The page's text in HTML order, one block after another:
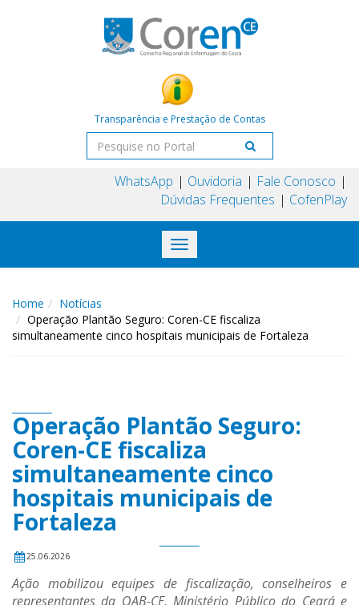
Transparência e Prestação de Contas
WhatsApp Ouvidoria
Fale Conosco
Dúvidas Frequentes
CofenPlay
Toggle
navigation
Home
Notícias
Operação Plantão Seguro: Coren-CE fiscaliza
simultaneamente cinco hospitais municipais de Fortaleza
Operação Plantão Seguro:
Coren-CE fiscaliza
simultaneamente cinco
hospitais municipais de
Fortaleza
25.06.2026
Ação mobilizou equipes de fiscalização, conselheiros e
representantes da OAB-CE, Ministério Público do Ceará e